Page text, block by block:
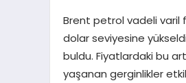
Brent petrol vadeli varil
dolar seviyesine
buldu. Fiyatlardaki bu
yaşanan gerginlikler